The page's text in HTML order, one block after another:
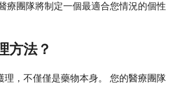
療團隊將制定一個最適合您情況的個性
方法？
理，不僅僅是藥物本身。 您的醫療團隊